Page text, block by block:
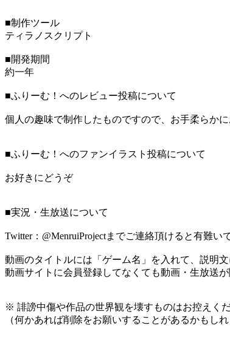
■制作ツール
ティラノスクリプト
■開発期間
約一年
■ふりーむ！へのレビュー投稿について
個人の趣味で制作したものですので、お手柔らかに
■ふりーむ！へのファンイラスト投稿について
お好きにどうぞ
■実況・生放送について
Twitter：@MenruiProjectまでご連絡頂けると有難い
動画のタイトルには「ゲーム名」を入れて、説明
動画サイトに会員登録してなくても動画・生放送が
※ 誹謗中傷や作品の世界観を壊すものはお控えく
（何かあれば削除をお願いすることがあるかもし